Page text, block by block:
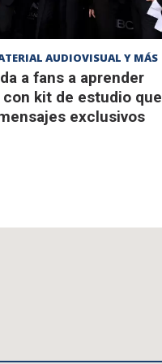
AUDIOVISUAL Y MÁS
a fans a aprender
kit de estudio que
exclusivos